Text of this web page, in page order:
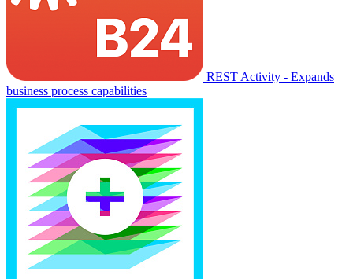
REST Activity - Expands
business process capabilities